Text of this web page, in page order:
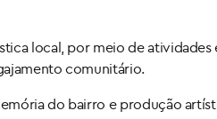
local, por meio de atividades
comunitário.
do bairro e produção